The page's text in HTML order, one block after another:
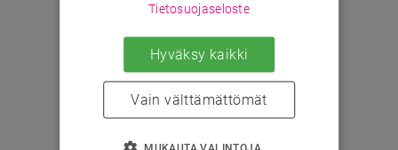
Tietosuojaseloste
Hyväksy kaikki
Vain välttämättömät
MUKAUTA VALINTOJA